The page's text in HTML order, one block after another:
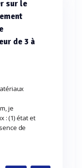
sur le
de 3 à
je
: (1) état et
de